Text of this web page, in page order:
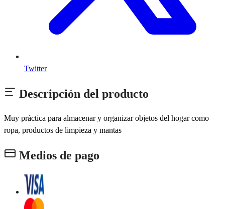
Twitter
Descripción del producto
Muy práctica para almacenar y organizar objetos del hogar como
ropa, productos de limpieza y mantas
Medios de pago